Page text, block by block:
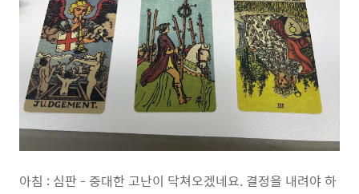
아침 : 심판 - 중대한 고난이 닥쳐오겠네요. 결정을 내려야 하